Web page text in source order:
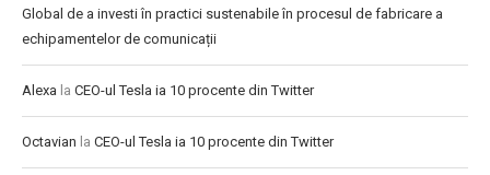
Global de a investi în practici sustenabile în procesul de fabricare a
echipamentelor de comunicații
Alexa la CEO-ul Tesla ia 10 procente din Twitter
Octavian la CEO-ul Tesla ia 10 procente din Twitter